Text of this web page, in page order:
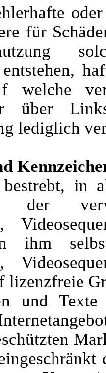
für
welche
über
lediglich
in
der
ihm
lizenzfreie
und